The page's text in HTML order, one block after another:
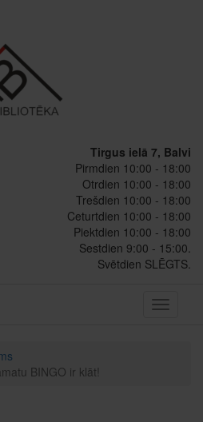
Tirgus ielā 7, Balvi
Pirmdien 10:00 - 18:00
Otrdien 10:00 - 18:00
Trešdien 10:00 - 18:00
Ceturtdien 10:00 - 18:00
Piektdien 10:00 - 18:00
Sestdien 9:00 - 15:00.
Svētdien SLĒGTS.
Toggle
BINGO ir klāt!